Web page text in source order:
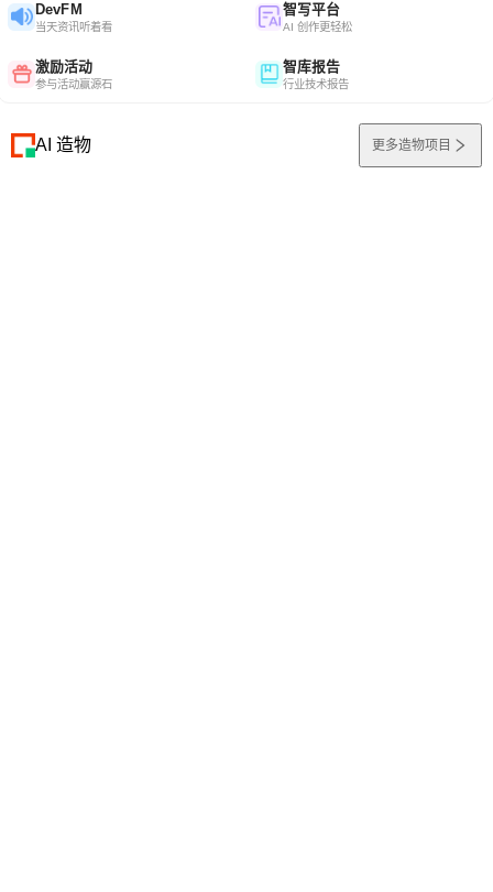
DevFM
当天资讯听着看
智写平台
AI 创作更轻松
激励活动
参与活动赢源石
智库报告
行业技术报告
AI 造物 更多造物项目